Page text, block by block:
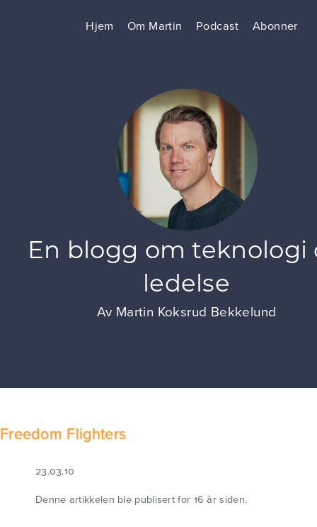
Hjem Om Martin Podcast Abonner
En blogg om teknologi
ledelse
Av Martin Koksrud Bekkelund
Freedom Flighters
23.03.10
Denne artikkelen ble publisert for 16 år siden.